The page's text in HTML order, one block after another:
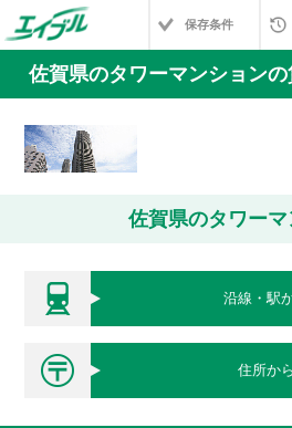
保存条件
佐賀県のタワーマンション
佐賀県のタワー
沿線・駅
住所か